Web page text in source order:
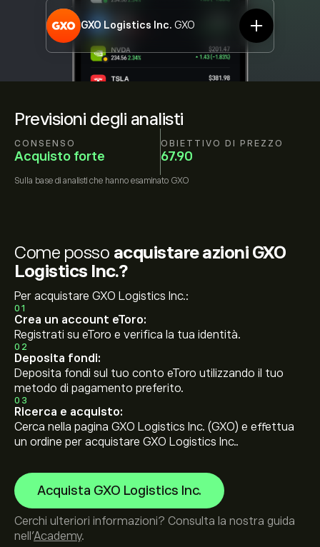
Previsioni degli analisti
CONSENSO
Acquisto forte
OBIETTIVO DI PREZZO
67.90
Sulla base di analisti che hanno esaminato GXO
GXO Logistics Inc. GXO
Come posso acquistare azioni GXO
Logistics Inc.?
Per acquistare GXO Logistics Inc.:
01
Crea un account eToro:
Registrati su eToro e verifica la tua identità.
02
Deposita fondi:
Deposita fondi sul tuo conto eToro utilizzando il tuo
metodo di pagamento preferito.
03
Ricerca e acquisto:
Cerca nella pagina GXO Logistics Inc. (GXO) e effettua
un ordine per acquistare GXO Logistics Inc..
Acquista GXO Logistics Inc.
Cerchi ulteriori informazioni? Consulta la nostra guida
nell’Academy.